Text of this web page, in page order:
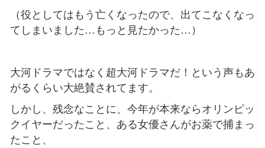
（役としてはもう亡くなったので、出てこなくなっ
てしまいました…もっと見たかった…）
大河ドラマではなく超大河ドラマだ！という声もあ
がるくらい大絶賛されてます。
しかし、残念なことに、今年が本来ならオリンピッ
クイヤーだったこと、ある女優さんがお薬で捕まっ
たこと、